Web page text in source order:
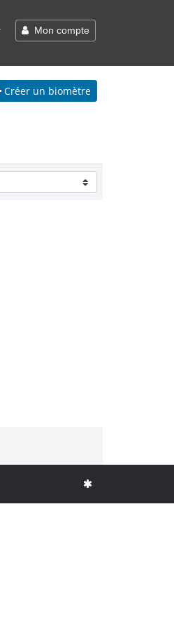
Mon compte
Créerun biomètre